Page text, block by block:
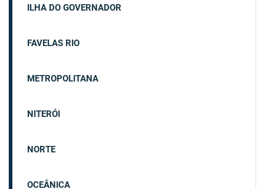
ILHA DO GOVERNADOR
FAVELAS RIO
METROPOLITANA
NITERÓI
NORTE
OCEÂNICA